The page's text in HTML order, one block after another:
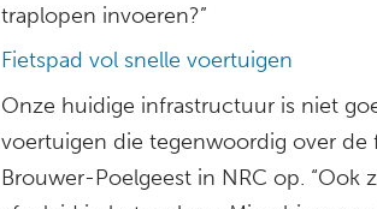
traplopen invoeren?”
Fietspad vol snelle voertuigen
Onze huidige infrastructuur is niet
voertuigen die tegenwoordig over de
Brouwer-Poelgeest in NRC op. “Ook